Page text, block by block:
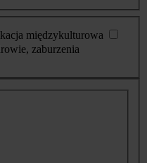
międzykulturowa
zaburzenia